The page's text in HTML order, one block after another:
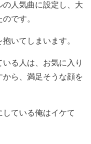
人気曲に設定し、大
です。
いてしまいます。
る人は、お気に入り
ら、満足そうな顔を
している俺はイケて